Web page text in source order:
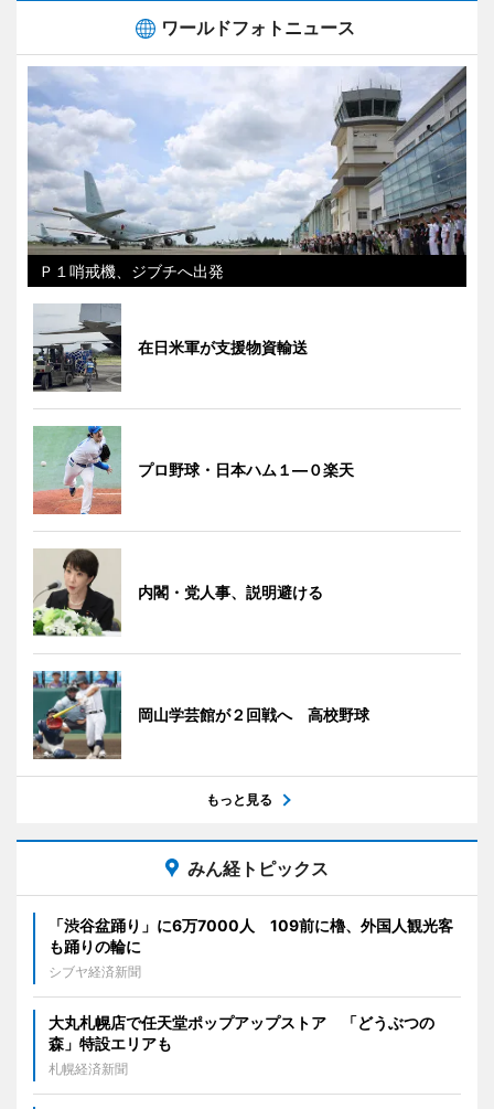
ワールドフォトニュース
Ｐ１哨戒機、ジブチへ出発
在日米軍が支援物資輸送
プロ野球・日本ハム１―０楽天
内閣・党人事、説明避ける
岡山学芸館が２回戦へ 高校野球
もっと見る
みん経トピックス
「渋谷盆踊り」に6万7000人 109前に櫓、外国人観光客
も踊りの輪に
シブヤ経済新聞
大丸札幌店で任天堂ポップアップストア 「どうぶつの
森」特設エリアも
札幌経済新聞